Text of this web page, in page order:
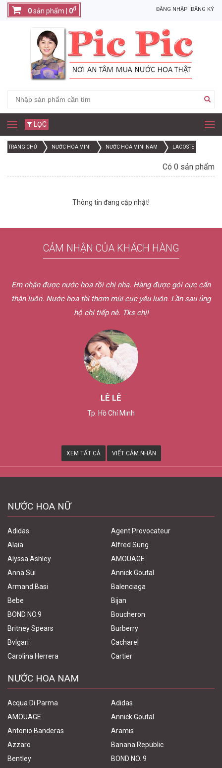
ĐĂNG NHẬP ĐĂNG KÝ
0sản phẩm | 0đ
LỌC
TRANG CHỦ NƯỚC HOA MINI NƯỚC HOA MINI NAM LACOSTE
Có 0 sản phẩm
Thông tin đang cập nhật!
CẢM NHẬN CỦA KHÁCH HÀNG
Em nhận được nước hoa rồi chị nha. Hàng được gói cực cẩn
thận luôn. Nước hoa thì thơm mùi cực yêu luôn. Lần sau ủng
hộ chị tiếp nè. Tks chị!
LÊ LÊ
Tp. Hồ Chí Minh
XEM TẤT CẢ VIẾT CẢM NHẬN
NƯỚC HOA NỮ
Adidas
Agent Provocateur
Alaia
Alfred Sung
Alyssa Ashley
AMOUAGE
Anna Sui
Annick Goutal
Armand Basi
Balenciaga
Bebe
Bijan
BOND NO.9
Boucheron
Britney Spears
Burberry
Bvlgari
Cacharel
Carolina Herrera
Cartier
NƯỚC HOA NAM
Acqua Di Parma
Adidas
AMOUAGE
Annick Goutal
Antonio Banderas
Aramis
Azzaro
Banana Republic
Bentley
BOND NO. 9